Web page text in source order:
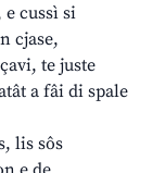
cussì si
cjase,
te juste
a fâi di spale
lis sôs